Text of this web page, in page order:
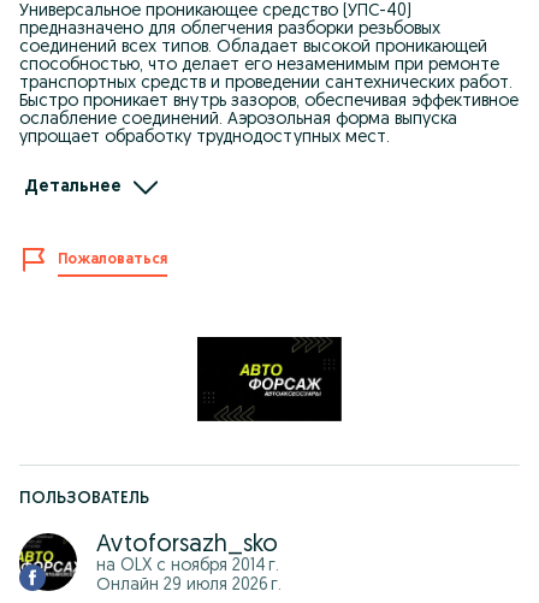
Универсальное проникающее средство (УПС-40)
предназначено для облегчения разборки резьбовых
соединений всех типов. Обладает высокой проникающей
способностью, что делает его незаменимым при ремонте
транспортных средств и проведении сантехнических работ.
Быстро проникает внутрь зазоров, обеспечивая эффективное
ослабление соединений. Аэрозольная форма выпуска
упрощает обработку труднодоступных мест.
Вход как в Магнум, 2-й бутик справа
Действует KaspiQR / KaspiRED
График работы: с 10 до 20:00 ежедневно
Возможна доставка в регионы Казпочтой/Индрайвер.
Детальнее
Пожаловаться
ПОЛЬЗОВАТЕЛЬ
Avtoforsazh_sko
на OLX с ноября 2014 г.
Онлайн 29 июля 2026 г.